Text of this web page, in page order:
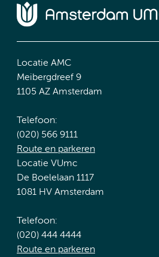
Locatie AMC
Meibergdreef 9
1105 AZ Amsterdam
Telefoon:
(020) 566 9111
Route en parkeren
Locatie VUmc
De Boelelaan 1117
1081 HV Amsterdam
Telefoon:
(020) 444 4444
Route en parkeren